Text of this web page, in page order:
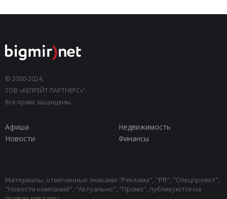
© 2000-2024,
ТОВ «КЕПРЕЙТ ПАРТНЕРС»".
Все права защищены.
Афиша
Недвижимость
Новости
Финансы
Материалы, отмеченные знаками "Реклама", "PR", "Спецпроект",
"Новости компаний", "Актуально", "Промо", публикуются на